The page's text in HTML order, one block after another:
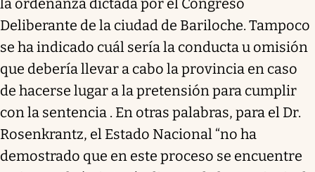
la ordenanza dictada por el Congreso
Deliberante de la ciudad de Bariloche. Tampoco
se ha indicado cuál sería la conducta u omisión
que debería llevar a cabo la provincia en caso
de hacerse lugar a la pretensión para cumplir
con la sentencia . En otras palabras, para el Dr.
Rosenkrantz, el Estado Nacional “no ha
demostrado que en este proceso se encuentre